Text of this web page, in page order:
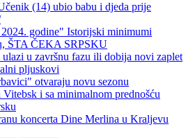
(14) ubio babu i djeda prije
godine" Istorijski minimumi
ŠTA ČEKA SRPSKU
u završnu fazu ili dobija novi zaplet
pljuskovi
otvaraju novu sezonu
i sa minimalnom prednošću
koncerta Dine Merlina u Kraljevu